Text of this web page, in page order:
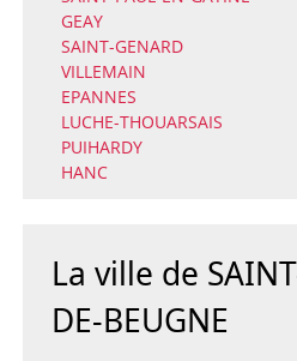
GEAY
SAINT-GENARD
VILLEMAIN
EPANNES
LUCHE-THOUARSAIS
PUIHARDY
HANC
La ville de
DE-BEUGNE